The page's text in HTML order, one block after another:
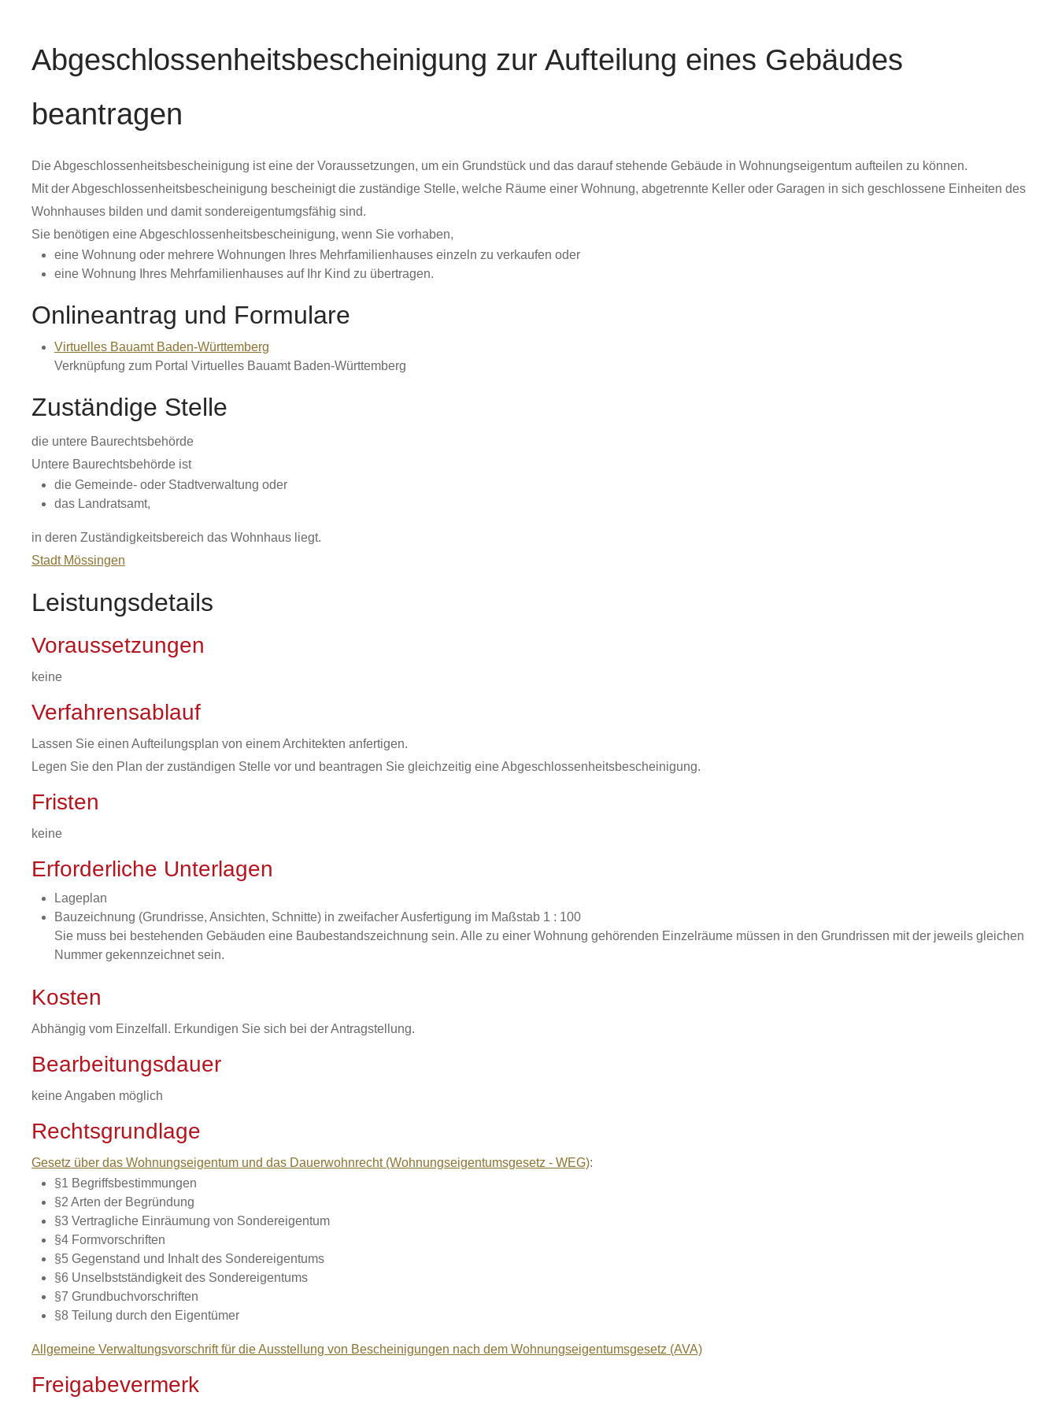
Abgeschlossenheitsbescheinigung zur Aufteilung eines Gebäudes
beantragen
Die Abgeschlossenheitsbescheinigung ist eine der Voraussetzungen, um ein Grundstück und das darauf stehende Gebäude in Wohnungseigentum aufteilen zu können.
Mit der Abgeschlossenheitsbescheinigung bescheinigt die zuständige Stelle, welche Räume einer Wohnung, abgetrennte Keller oder Garagen in sich geschlossene Einheiten des
Wohnhauses bilden und damit sondereigentumgsfähig sind.
Sie benötigen eine Abgeschlossenheitsbescheinigung, wenn Sie vorhaben,
eine Wohnung oder mehrere Wohnungen Ihres Mehrfamilienhauses einzeln zu verkaufen oder
eine Wohnung Ihres Mehrfamilienhauses auf Ihr Kind zu übertragen.
Onlineantrag und Formulare
Virtuelles Bauamt Baden-Württemberg
Verknüpfung zum Portal Virtuelles Bauamt Baden-Württemberg
Zuständige Stelle
die untere Baurechtsbehörde
Untere Baurechtsbehörde ist
die Gemeinde- oder Stadtverwaltung oder
das Landratsamt,
in deren Zuständigkeitsbereich das Wohnhaus liegt.
Stadt Mössingen
Leistungsdetails
Voraussetzungen
keine
Verfahrensablauf
Lassen Sie einen Aufteilungsplan von einem Architekten anfertigen.
Legen Sie den Plan der zuständigen Stelle vor und beantragen Sie gleichzeitig eine Abgeschlossenheitsbescheinigung.
Fristen
keine
Erforderliche Unterlagen
Lageplan
Bauzeichnung (Grundrisse, Ansichten, Schnitte) in zweifacher Ausfertigung im Maßstab 1 : 100
Sie muss bei bestehenden Gebäuden eine Baubestandszeichnung sein. Alle zu einer Wohnung gehörenden Einzelräume müssen in den Grundrissen mit der jeweils gleichen
Nummer gekennzeichnet sein.
Kosten
Abhängig vom Einzelfall. Erkundigen Sie sich bei der Antragstellung.
Bearbeitungsdauer
keine Angaben möglich
Rechtsgrundlage
Gesetz über das Wohnungseigentum und das Dauerwohnrecht (Wohnungseigentumsgesetz - WEG):
§1 Begriffsbestimmungen
§2 Arten der Begründung
§3 Vertragliche Einräumung von Sondereigentum
§4 Formvorschriften
§5 Gegenstand und Inhalt des Sondereigentums
§6 Unselbstständigkeit des Sondereigentums
§7 Grundbuchvorschriften
§8 Teilung durch den Eigentümer
Allgemeine Verwaltungsvorschrift für die Ausstellung von Bescheinigungen nach dem Wohnungseigentumsgesetz (AVA)
Freigabevermerk